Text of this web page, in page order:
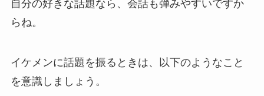
自分の好きな話題なら、会話も弾みやすいですか
らね。
イケメンに話題を振るときは、以下のようなこと
を意識しましょう。